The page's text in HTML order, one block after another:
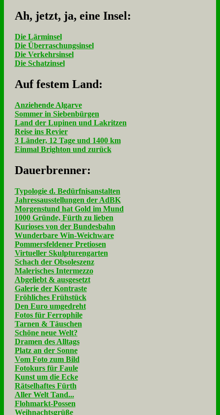
Ah, jetzt, ja, ei­ne In­sel:
Die Lärminsel
Die Überraschungsinsel
Die Verkehrsinsel
Die Schatzinsel
Auf fe­stem Land:
Anziehende Algarve
Sommer in Siebenbürgen
Land der Lupinen und Lakritzen
Reise ins Revier
3 Länder, 12 Tage und 1400 km
Einmal Brighton und zurück
Dau­er­bren­ner:
Typologie d. Bedürfnisanstalten
Jahressausstellungen der AdBK
Morgenstund hat Gold im Mund
1000 Gründe, Fürth zu lieben
Kurioses von der Bundesbahn
Wunderbare Win-Weichware
Pommersfeldener Pretiosen
Virtueller Skulpturengarten
Schach der Obsoleszenz
Malerisches Intermezzo
Abgeliebt & ausgesetzt
Galerie der Kontraste
Fröhliches Frühstück
Den Euro umgedreht
Fotos für Ferrophile
Tarnen & Täuschen
Schöne neue Welt?
Dramen des Alltags
Platz an der Sonne
Vom Foto zum Bild
Fotokurs für Faule
Kunst um die Ecke
Rätselhaftes Fürth
Aller Welt Tand...
Flohmarkt-Possen
Weihnachtsgrüße